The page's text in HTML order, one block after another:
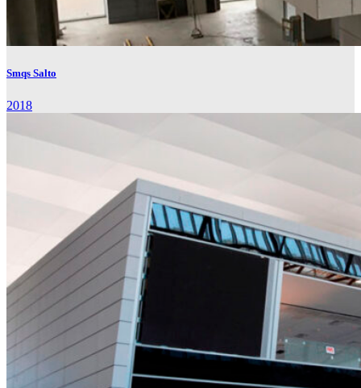
Smqs Salto
2018